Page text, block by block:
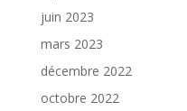
juin 2023
mars 2023
décembre 2022
octobre 2022